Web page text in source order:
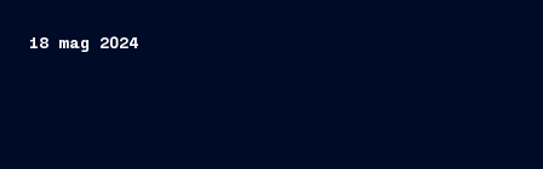
18 mag 2024